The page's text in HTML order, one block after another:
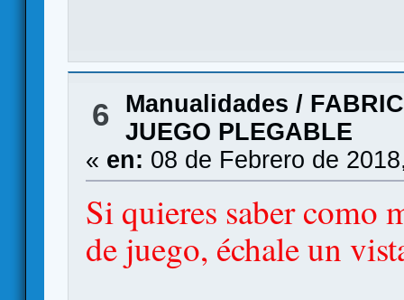
6 Manualidades /
JUEGO PLEGABLE
« en: 08 de Febrero de
Si quieres saber como
de juego, échale un